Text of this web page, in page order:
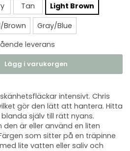
Tan
Light Brown
Brown
Gray/Blue
leverans
Lägg i varukorgen
intensivt. Chris
gör den lätt att hantera. Hitta
själv till rätt nyans.
är eller använd en liten
som sitter på en träpinne
lite vatten eller saliv och